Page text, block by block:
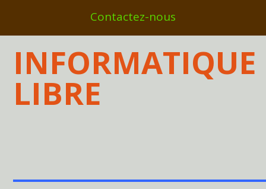
Contactez-nous
INFORMATIQUE
LIBRE